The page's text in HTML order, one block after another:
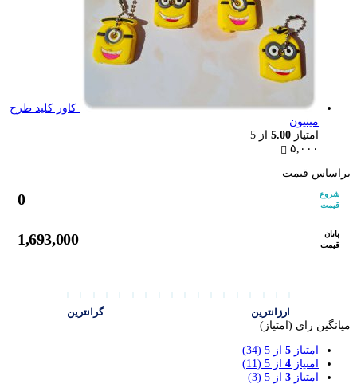
کاور کلید طرح
مینیون
امتیاز 5.00 از 5
۵,۰۰۰
براساس قیمت
شروع
قیمت
0
پایان
قیمت
1,693,000
ارزانترین
گرانترین
میانگین رای (امتیاز)
امتیاز 5 از 5
(34)
امتیاز 4 از 5
(11)
امتیاز 3 از 5 (3)